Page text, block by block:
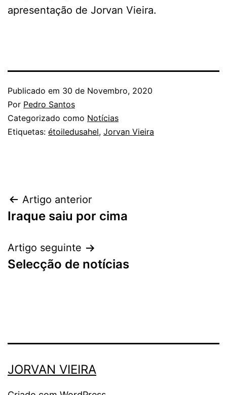
apresentação de Jorvan Vieira.
Publicado em 30 de Novembro, 2020
Por Pedro Santos
Categorizado como Notícias
Etiquetas: étoiledusahel, Jorvan Vieira
Navegação
de
artigos
Artigo anterior
Iraque saiu por cima
Artigo seguinte
Selecção de notícias
JORVAN VIEIRA